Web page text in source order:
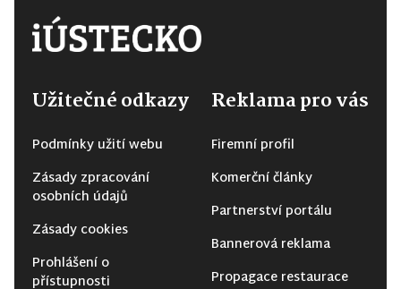
Užitečné odkazy
Podmínky užití webu
Zásady zpracování
osobních údajů
Zásady cookies
Prohlášení o
přístupnosti
Reklama pro vás
Firemní profil
Komerční články
Partnerství portálu
Bannerová reklama
Propagace restaurace